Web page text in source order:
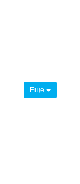
Еще